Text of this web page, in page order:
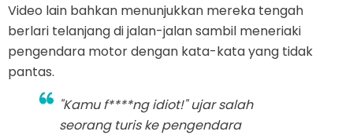
Video lain bahkan menunjukkan mereka tengah
berlari telanjang di jalan-jalan sambil meneriaki
pengendara motor dengan kata-kata yang tidak
pantas.
"Kamu f****ng idiot!" ujar salah
seorang turis ke pengendara